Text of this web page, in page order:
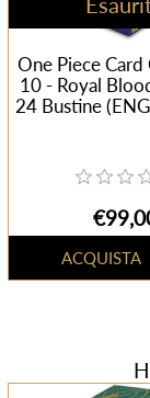
One Piece Card
10 - Royal
24 Bustine